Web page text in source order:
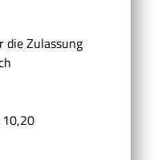
die Zulassung
10,20